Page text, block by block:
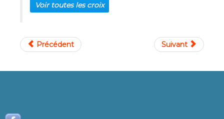
Voir toutes les croix
Précédent Suivant